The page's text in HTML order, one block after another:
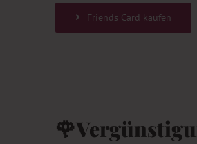
Friends Card kaufen